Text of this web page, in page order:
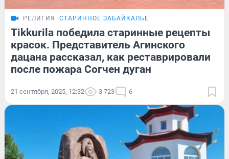
РЕЛИГИЯ СТАРИННОЕ ЗАБАЙКАЛЬЕ
Tikkurila победила старинные рецепты
красок. Представитель Агинского
дацана рассказал, как реставрировали
после пожара Согчен дуган
21 сентября, 2025, 12:32 3 723 6